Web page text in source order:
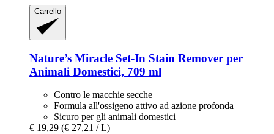
Carrello
Nature’s Miracle Set-​In Stain Remover per
Animali Domestici, 709 ml
Contro le macchie secche
Formula all'ossigeno attivo ad azione profonda
Sicuro per gli animali domestici
€ 19,29 (€ 27,21 / L)